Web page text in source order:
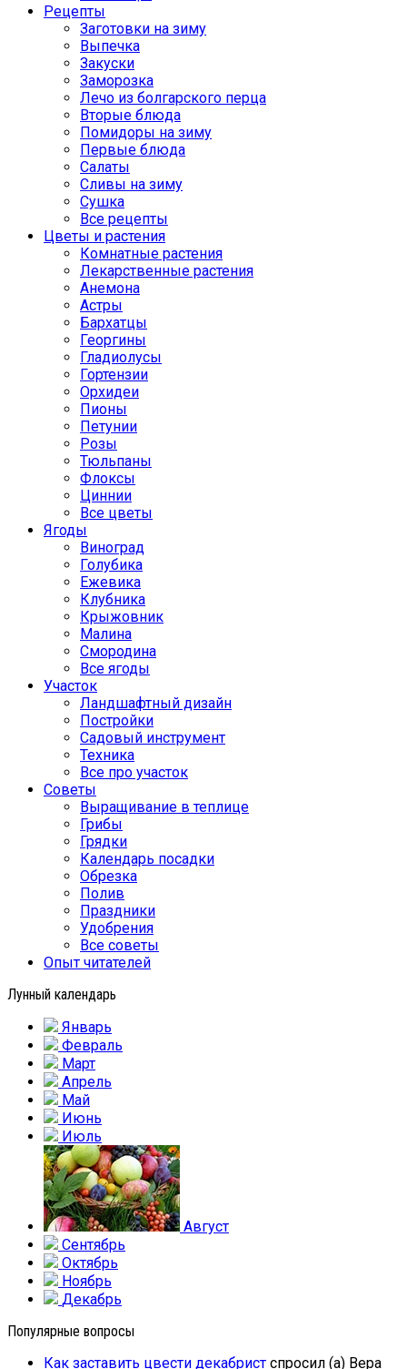
Рецепты
Заготовки на зиму
Выпечка
Закуски
Заморозка
Лечо из болгарского перца
Вторые блюда
Помидоры на зиму
Первые блюда
Салаты
Сливы на зиму
Сушка
Все рецепты
Цветы и растения
Комнатные растения
Лекарственные растения
Анемона
Астры
Бархатцы
Георгины
Гладиолусы
Гортензии
Орхидеи
Пионы
Петунии
Розы
Тюльпаны
Флоксы
Циннии
Все цветы
Ягоды
Виноград
Голубика
Ежевика
Клубника
Крыжовник
Малина
Смородина
Все ягоды
Участок
Ландшафтный дизайн
Постройки
Садовый инструмент
Техника
Все про участок
Советы
Выращивание в теплице
Грибы
Грядки
Календарь посадки
Обрезка
Полив
Праздники
Удобрения
Все советы
Опыт читателей
Лунный календарь
Январь
Февраль
Март
Апрель
Май
Июнь
Июль
Август
Сентябрь
Октябрь
Ноябрь
Декабрь
Популярные вопросы
Как заставить цвести декабрист спросил (а) Вера